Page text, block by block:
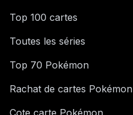
Top 100 cartes
Toutes les séries
Top 70 Pokémon
Rachat de cartes Pokémon
Cote carte Pokémon